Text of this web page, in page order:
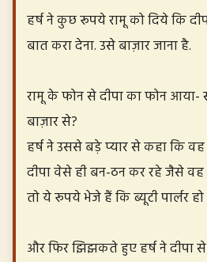
हर्ष ने कुछ रूपये रामू को दिये कि
बात करा देना. उसे बाज़ार जाना है.
रामू के फोन से दीपा का फोन आया-
बाज़ार से?
हर्ष ने उससे बड़े प्यार से कहा कि
दीपा वेसे ही बन-ठन कर रहे जैसे
तो ये रूपये भेजे हैं कि ब्यूटी पार्लर
और फिर झिझकते हुए हर्ष ने दीपा से